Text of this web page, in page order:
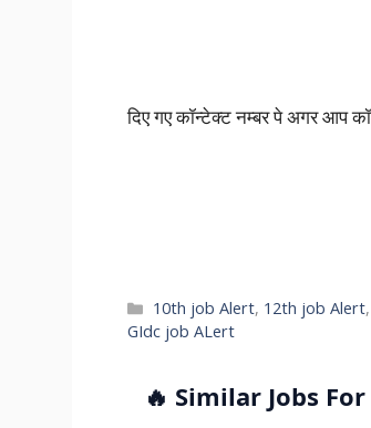
दिए गए कॉन्टेक्ट नम्बर पे अगर आप
Categories
10th job Alert, 12th job Alert,
GIdc job ALert
🔥 Similar Jobs